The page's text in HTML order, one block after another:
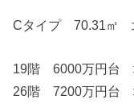
Cタイプ 70.31㎡
19階 6000万円台
26階 7200万円台